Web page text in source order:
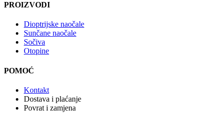
PROIZVODI
Dioptrijske naočale
Sunčane naočale
Sočiva
Otopine
POMOĆ
Kontakt
Dostava i plaćanje
Povrat i zamjena